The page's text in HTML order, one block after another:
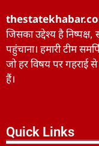
जिसका उद्देश्य है
पहुंचाना। हमारी टीम
जो हर विषय पर
हैं।
Quick Links